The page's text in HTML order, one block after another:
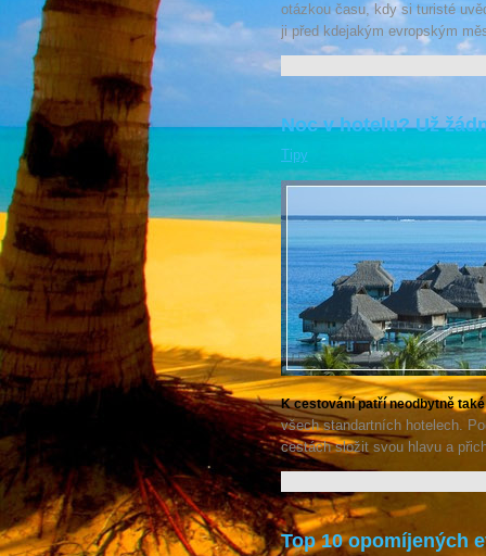
otázkou času, kdy si turisté
ji před kdejakým evropským
Noc v hotelu? Už
Tipy
K cestování patří neodbytně
všech standartních hotelech.
cestách složit svou hlavu a
Top 10 opomíjených